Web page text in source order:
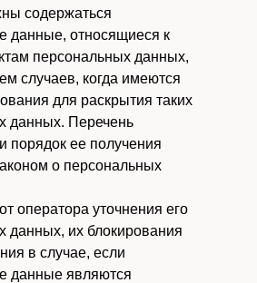
содержаться
данные, относящиеся к
персональных данных,
случаев, когда имеются
для раскрытия таких
данных. Перечень
порядок ее получения
о персональных
оператора уточнения его
данных, их блокирования
в случае, если
данные являются